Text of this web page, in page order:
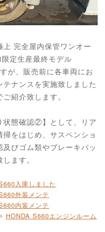
完全屋内保管ワンオー
定生産最終モデル
が、販売前に各車両にお
ナンスを実施致しました
紹介致します。
状態確認②】として、リア
をはじめ、サスペンショ
びゴム類やブレーキパッ
ます。
入庫しました
外装メンテ
内装メンテ
HONDA S660エンジンルーム